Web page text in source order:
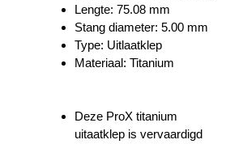
Lengte: 75.08 mm
Stang diameter: 5.00 mm
Type: Uitlaatklep
Materiaal: Titanium
Deze ProX titanium
uitaatklep is vervaardigd